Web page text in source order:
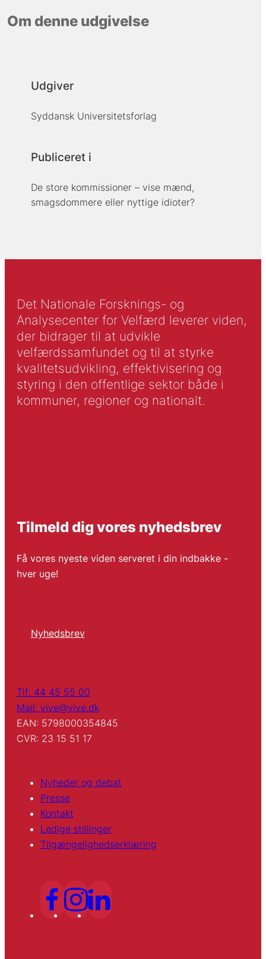
Om denne udgivelse
Udgiver
Syddansk Universitetsforlag
Publiceret i
De store kommissioner – vise mænd,
smagsdommere eller nyttige idioter?
Det Nationale Forsknings- og
Analysecenter for Velfærd leverer viden,
der bidrager til at udvikle
velfærdssamfundet og til at styrke
kvalitetsudvikling, effektivisering og
styring i den offentlige sektor både i
kommuner, regioner og nationalt.
Tilmeld dig vores nyhedsbrev
Få vores nyeste viden serveret i din indbakke -
hver uge!
Nyhedsbrev
Tlf: 44 45 55 00
Mail: vive@vive.dk
EAN: 5798000354845
CVR: 23 15 51 17
Nyheder og debat
Presse
Kontakt
Ledige stillinger
Tilgængelighedserklæring